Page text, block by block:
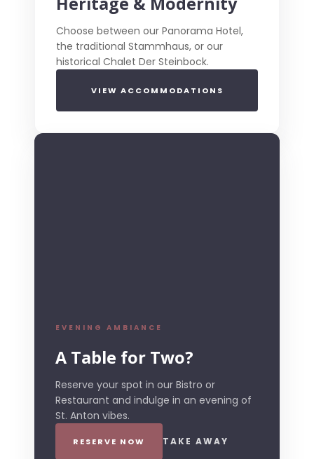
Choose between our Panorama Hotel,
the traditional Stammhaus, or our
historical Chalet Der Steinbock.
VIEW ACCOMMODATIONS
EVENING AMBIANCE
A Table for Two?
Reserve your spot in our Bistro or
Restaurant and indulge in an evening of
St. Anton vibes.
RESERVE NOW TAKE AWAY